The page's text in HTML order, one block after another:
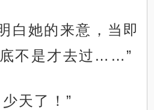
白她的来意，当即
底不是才去过……”
天了！”